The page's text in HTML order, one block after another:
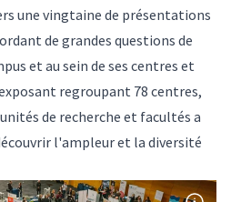
une vingtaine de présentations
de grandes questions de
et au sein de ses centres et
regroupant 78 centres,
de recherche et facultés a
l'ampleur et la diversité